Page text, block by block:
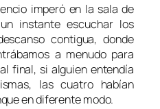
imperó en la sala de
instante escuchar los
contigua, donde
a menudo para
final, si alguien entendía
las cuatro habían
en diferente modo.